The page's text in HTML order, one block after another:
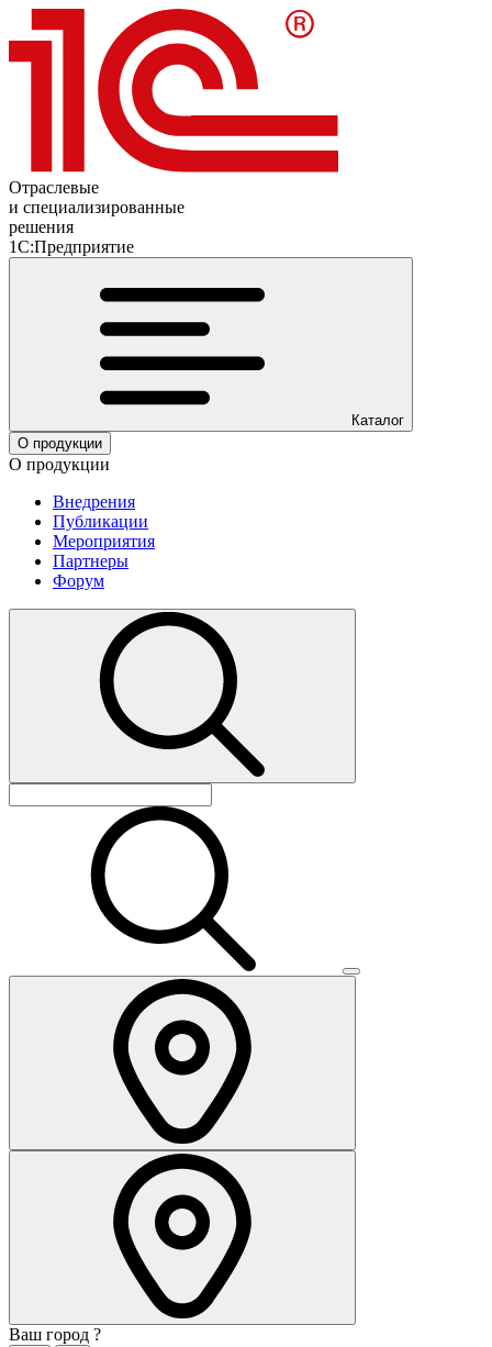
Отраслевые
и специализированные
решения
1С:Предприятие
Каталог
О продукции
О продукции
Внедрения
Публикации
Мероприятия
Партнеры
Форум
Ваш город ?